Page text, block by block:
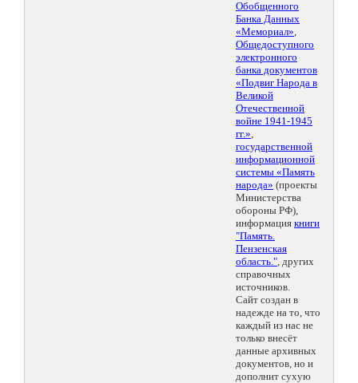
Обобщенного
Банка Данных
«Мемориал»,
Общедоступного
электронного
банка документов
«Подвиг Народа в
Великой
Отечественной
войне 1941-1945
гг.»,
государственной
информационной
системы «Память
народа» (проекты
Министерства
обороны РФ),
информация книги
"Память.
Пензенская
область.", других
справочных
источников.
Сайт создан в
надежде на то, что
каждый из нас не
только внесёт
данные архивных
документов, но и
дополнит сухую